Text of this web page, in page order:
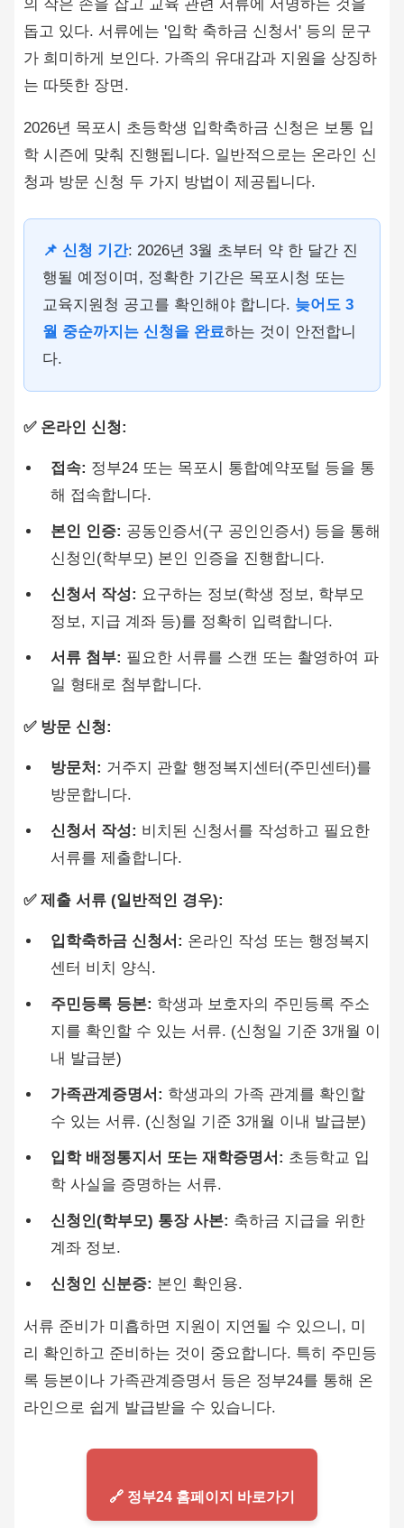
2026년 목포시 초등학생 입학축하금 신청은 보통 입
학 시즌에 맞춰 진행됩니다. 일반적으로는 온라인 신
청과 방문 신청 두 가지 방법이 제공됩니다.
📌 신청 기간: 2026년 3월 초부터 약 한 달간 진
행될 예정이며, 정확한 기간은 목포시청 또는
교육지원청 공고를 확인해야 합니다. 늦어도 3
월 중순까지는 신청을 완료하는 것이 안전합니
다.
✅ 온라인 신청:
접속: 정부24 또는 목포시 통합예약포털 등을 통
해 접속합니다.
본인 인증: 공동인증서(구 공인인증서) 등을 통해
신청인(학부모) 본인 인증을 진행합니다.
신청서 작성: 요구하는 정보(학생 정보, 학부모
정보, 지급 계좌 등)를 정확히 입력합니다.
서류 첨부: 필요한 서류를 스캔 또는 촬영하여 파
일 형태로 첨부합니다.
✅ 방문 신청:
방문처: 거주지 관할 행정복지센터(주민센터)를
방문합니다.
신청서 작성: 비치된 신청서를 작성하고 필요한
서류를 제출합니다.
✅ 제출 서류 (일반적인 경우):
입학축하금 신청서: 온라인 작성 또는 행정복지
센터 비치 양식.
주민등록 등본: 학생과 보호자의 주민등록 주소
지를 확인할 수 있는 서류. (신청일 기준 3개월 이
내 발급분)
가족관계증명서: 학생과의 가족 관계를 확인할
수 있는 서류. (신청일 기준 3개월 이내 발급분)
입학 배정통지서 또는 재학증명서: 초등학교 입
학 사실을 증명하는 서류.
신청인(학부모) 통장 사본: 축하금 지급을 위한
계좌 정보.
신청인 신분증: 본인 확인용.
서류 준비가 미흡하면 지원이 지연될 수 있으니, 미
리 확인하고 준비하는 것이 중요합니다. 특히 주민등
록 등본이나 가족관계증명서 등은 정부24를 통해 온
라인으로 쉽게 발급받을 수 있습니다.
🔗 정부24 홈페이지 바로가기